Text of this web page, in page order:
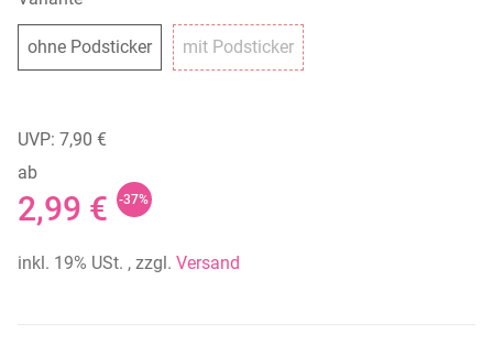
ohne Podstickerohne Podsticker
mit Podstickermit Podsticker
UVP: 7,90 €
ab
2,99 € -37%
inkl. 19% USt. , zzgl. Versand